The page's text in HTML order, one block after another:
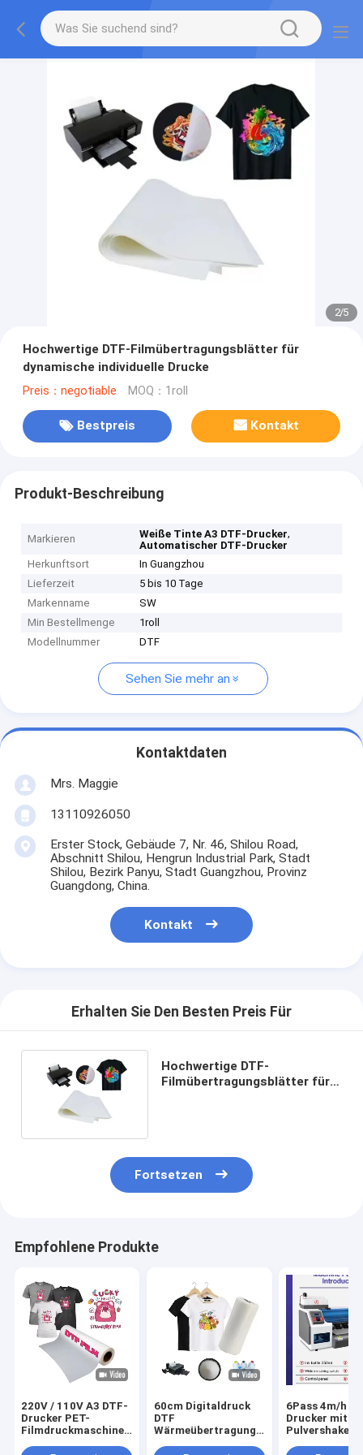
2/5
Hochwertige DTF-Filmübertragungsblätter für
dynamische individuelle Drucke
Preis：negotiable MOQ：1roll
Bestpreis Kontakt
Produkt-Beschreibung
Markieren Weiße Tinte A3 DTF-Drucker,
Automatischer DTF-Drucker
Herkunftsort
In Guangzhou
Lieferzeit
5 bis 10 Tage
Markenname
SW
Min Bestellmenge
1roll
Modellnummer
DTF
Sehen Sie mehr an
Kontaktdaten
Mrs. Maggie
13110926050
Erster Stock, Gebäude 7, Nr. 46, Shilou Road,
Abschnitt Shilou, Hengrun Industrial Park, Stadt
Shilou, Bezirk Panyu, Stadt Guangzhou, Provinz
Guangdong, China.
Kontakt
Erhalten Sie Den Besten Preis Für
Hochwertige DTF-
Filmübertragungsblätter für
Fortsetzen
Empfohlene Produkte
220V / 110V A3 DTF-
Drucker PET-
Filmdruckmaschine
60cm Digitaldruck
DTF
Wärmeübertragung
6Pass 4m/h
Drucker mit
Pulvershaker